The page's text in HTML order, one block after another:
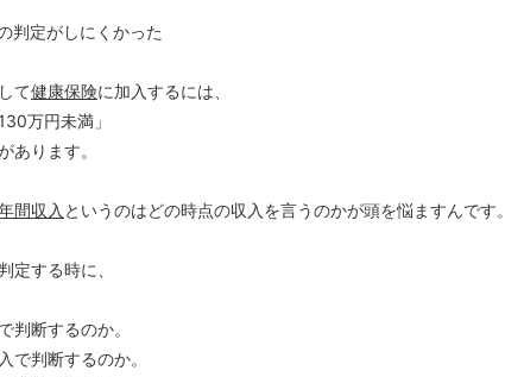
判定がしにくかった
て健康保険に加入するには、
130万円未満」
あります。
間収入 というのはどの時点の収入を言うのかが頭を悩ますんです。
定する時に、
判断するのか。
で判断するのか。